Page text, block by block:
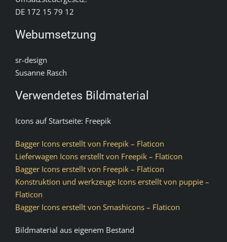
DE 172 15 79 12
Webumsetzung
sr-design
Susanne Rasch
Verwendetes Bildmaterial
Icons auf Startseite: Freepik
Bagger Icons erstellt von Freepik – Flaticon
Lieferwagen Icons erstellt von Freepik – Flaticon
Bagger Icons erstellt von Freepik – Flaticon
Konstruktion und werkzeuge Icons erstellt von puppie –
Flaticon
Bagger Icons erstellt von Smashicons – Flaticon
Bildmaterial aus eigenem Bestand